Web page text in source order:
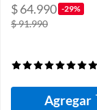
$ 64.990 -29%
$ 91.990
Agregar